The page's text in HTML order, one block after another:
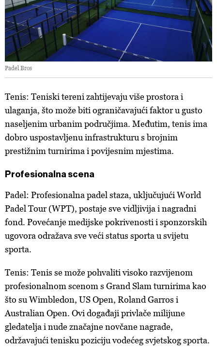
Padel Bros
Tenis: Teniski tereni zahtijevaju više prostora i
ulaganja, što može biti ograničavajući faktor u gusto
naseljenim urbanim područjima. Međutim, tenis ima
dobro uspostavljenu infrastrukturu s brojnim
prestižnim turnirima i povijesnim mjestima.
Profesionalna scena
Padel: Profesionalna padel staza, uključujući World
Padel Tour (WPT), postaje sve vidljivija i nagradni
fond. Povećanje medijske pokrivenosti i sponzorskih
ugovora odražava sve veći status sporta u svijetu
sporta.
Tenis: Tenis se može pohvaliti visoko razvijenom
profesionalnom scenom s Grand Slam turnirima kao
što su Wimbledon, US Open, Roland Garros i
Australian Open. Ovi događaji privlače milijune
gledatelja i nude značajne novčane nagrade,
održavajući tenisku poziciju vodećeg svjetskog sporta.